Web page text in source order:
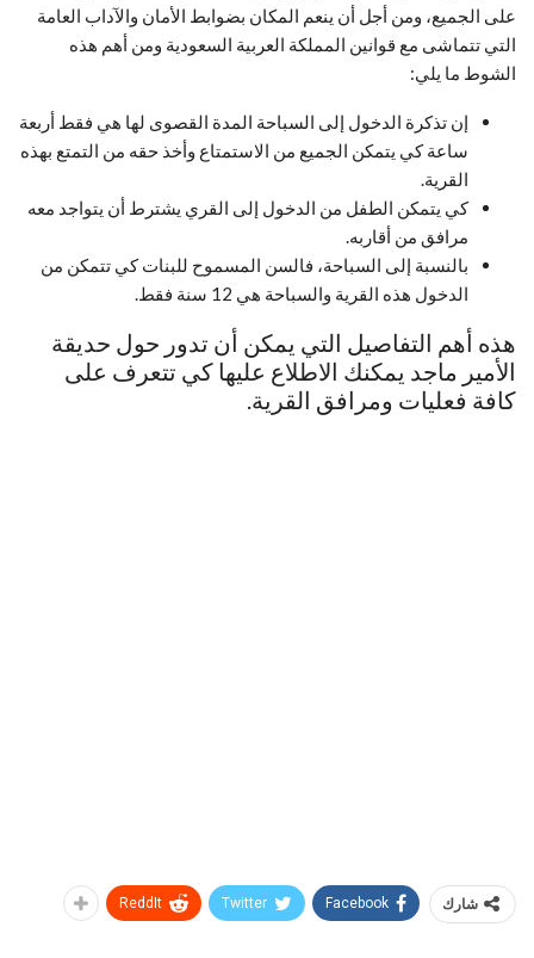
على الجميع، ومن أجل أن ينعم المكان بضوابط الأمان والآداب العامة
التي تتماشى مع قوانين المملكة العربية السعودية ومن أهم هذه
الشوط ما يلي:
إن تذكرة الدخول إلى السباحة المدة القصوى لها هي فقط أربعة
ساعة كي يتمكن الجميع من الاستمتاع وأخذ حقه من التمتع بهذه
القرية.
كي يتمكن الطفل من الدخول إلى القري يشترط أن يتواجد معه
مرافق من أقاربه.
بالنسبة إلى السباحة، فالسن المسموح للبنات كي تتمكن من
الدخول هذه القرية والسباحة هي 12 سنة فقط.
هذه أهم التفاصيل التي يمكن أن تدور حول حديقة
الأمير ماجد يمكنك الاطلاع عليها كي تتعرف على
كافة فعليات ومرافق القرية.
شارك Facebook
Twitter
ReddIt